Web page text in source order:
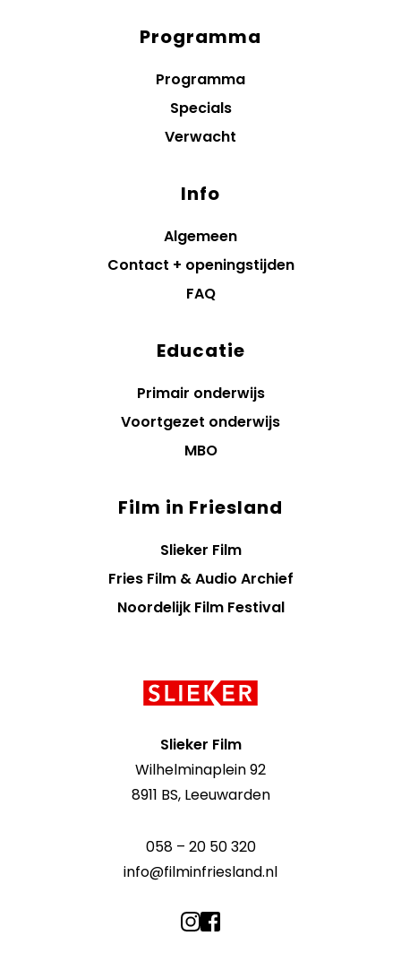
Programma
Programma
Specials
Verwacht
Info
Algemeen
Contact + openingstijden
FAQ
Educatie
Primair onderwijs
Voortgezet onderwijs
MBO
Film in Friesland
Slieker Film
Fries Film & Audio Archief
Noordelijk Film Festival
Slieker Film
Wilhelminaplein 92
8911 BS, Leeuwarden
058 – 20 50 320
info@filminfriesland.nl